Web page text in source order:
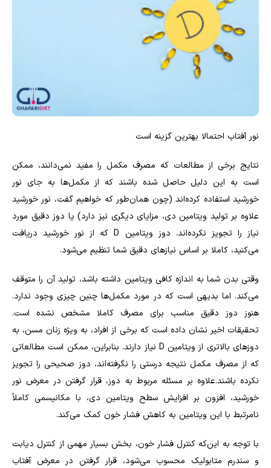
نور آفتاب احتمالا بهترین گزینه است
نتایج برخی از مطالعات که مصرف مکمل را مفید نمی‌دانند، ممکن
است به این دلیل حاصل شده باشند که از مکمل‌ها به جای نور
خورشید استفاده کرده‌اند (چون همان‌طور که خواهیم گفت، نور خورشید
علاوه بر تولید ویتامین دی، مزایای دیگری نیز دارد) یا دوز دقیق مورد
نیاز را تجویز نکرده‌اند. دوز ویتامین Dکه از نور خورشید دریافت
می‌کنید، کاملا بر اساس نیازهای دقیق شما تنظیم می‌شود.
وقتی بدن شما به اندازه کافی ویتامین داشته باشد، تولید آن را متوقف
می‌کند. اما بدیهی است که در مورد مکمل‌ها چنین چیزی وجود ندارد.
هنوز دوز دقیق مناسب برای مصرف کاملا مشخص نشده است.
تحقیقات اخیر نشان داده است که برخی از افراد، به ویژه زنان مسن، به
دوزهای بالاتری از ویتامین D نیاز دارند. بنابراین، ممکن است مطالعاتی
که از مصرف مکمل نتیجه درستی را نگرفته‌اند، دوز صحیحی را تجویز
نکرده باشند.علاوه بر مسئله مربوط به دوز، قرار گرفتن در معرض نور
خورشید، افزون بر افزایش سطح ویتامین دی، با مکانیسمی کاملاً
نامرتبط با این ویتامین به کاهش فشار خون کمک می‌کند.
با توجه به این‌که کنترل فشار خون، بخش بسیار مهمی از کنترل دیابت
و سندرم متابولیک محسوب می‌شود، قرار گرفتن در معرض آفتاب